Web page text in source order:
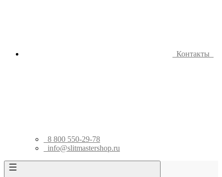
Контакты
8 800 550-29-78
info@slitmastershop.ru